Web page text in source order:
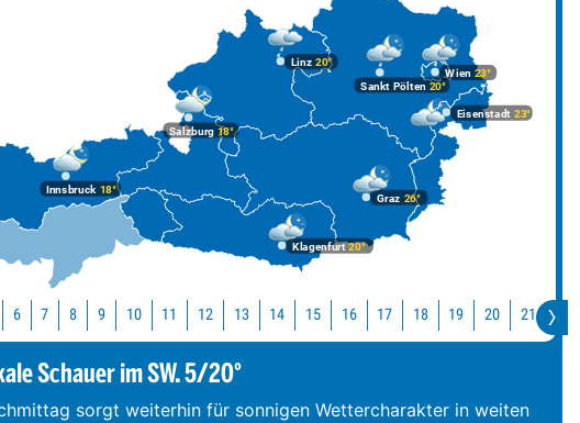
Graz 26°
Innsbruck18°
Klagenfurt20°
Linz 20°
Salzburg18°
Wien 23°
Eisenstadt 23°
Sankt Pölten 20°
6 7 8 9 10 11 12 13 14 15 16 17 18 19 20 21
Schauer im SW. 5/20°
sorgt weiterhin für sonnigen Wettercharakter in weiten